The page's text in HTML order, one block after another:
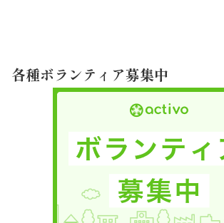
各種ボランティア募集中